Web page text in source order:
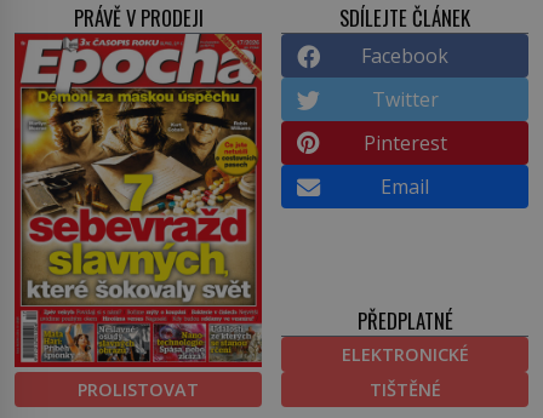
PRÁVĚ V PRODEJI
PROLISTOVAT
SDÍLEJTE ČLÁNEK
Facebook
Twitter
Pinterest
Email
PŘEDPLATNÉ
ELEKTRONICKÉ
TIŠTĚNÉ